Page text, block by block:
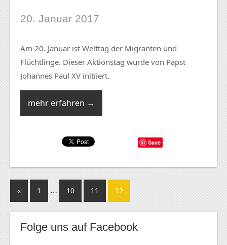
20. Januar 2017
Am 20. Januar ist Welttag der Migranten und
Flüchtlinge. Dieser Aktionstag wurde von Papst
Johannes Paul XV initiiert.
mehr erfahren →
Save
« 1 … 10 11 12
Folge uns auf Facebook